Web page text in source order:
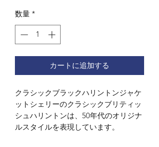
数量 *
カートに追加する
クラシックブラックハリントンジャケ
ットシェリーのクラシックブリティッ
シュハリントンは、50年代のオリジナ
ルスタイルを表現しています。